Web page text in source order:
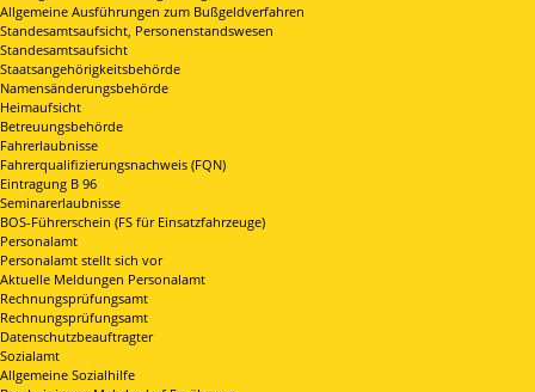
Allgemeine Ausführungen zum Bußgeldverfahren
Standesamtsaufsicht, Personenstandswesen
Standesamtsaufsicht
Staatsangehörigkeitsbehörde
Namensänderungsbehörde
Heimaufsicht
Betreuungsbehörde
Fahrerlaubnisse
Fahrerqualifizierungsnachweis (FQN)
Eintragung B 96
Seminarerlaubnisse
BOS-Führerschein (FS für Einsatzfahrzeuge)
Personalamt
Personalamt stellt sich vor
Aktuelle Meldungen Personalamt
Rechnungsprüfungsamt
Rechnungsprüfungsamt
Datenschutzbeauftragter
Sozialamt
Allgemeine Sozialhilfe